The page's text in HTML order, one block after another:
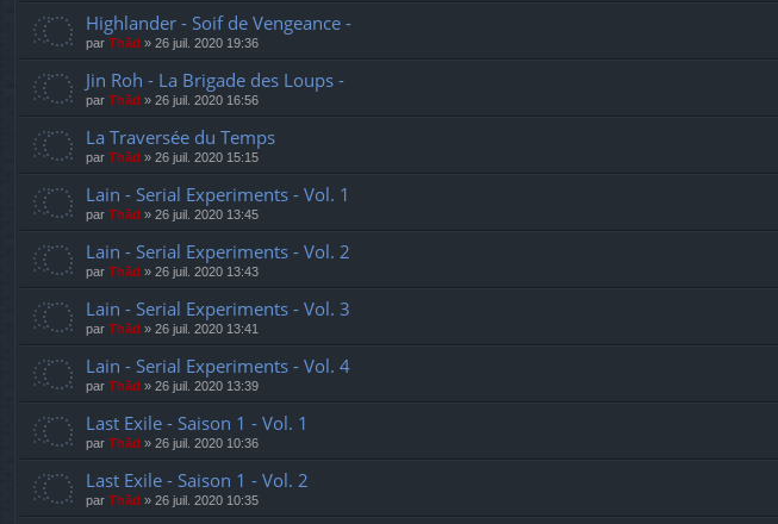
Highlander - Soif de Vengeance -
par Thãd » 26 juil. 2020 19:36
Jin Roh - La Brigade des Loups -
par Thãd » 26 juil. 2020 16:56
La Traversée du Temps
par Thãd » 26 juil. 2020 15:15
Lain - Serial Experiments - Vol. 1
par Thãd » 26 juil. 2020 13:45
Lain - Serial Experiments - Vol. 2
par Thãd » 26 juil. 2020 13:43
Lain - Serial Experiments - Vol. 3
par Thãd » 26 juil. 2020 13:41
Lain - Serial Experiments - Vol. 4
par Thãd » 26 juil. 2020 13:39
Last Exile - Saison 1 - Vol. 1
par Thãd » 26 juil. 2020 10:36
Last Exile - Saison 1 - Vol. 2
par Thãd » 26 juil. 2020 10:35